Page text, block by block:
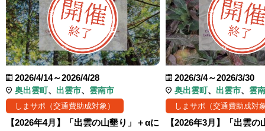
2026/4/14～2026/4/28
奥出雲町 出雲市 雲南市
しまサポ（交通費助成対象）
【2026年4月】「出雲の山墾り」＋αに
2026/3/4～2026/3/30
奥出雲町 出雲市 雲
しまサポ（交通費助成対
【2026年3月】「出雲